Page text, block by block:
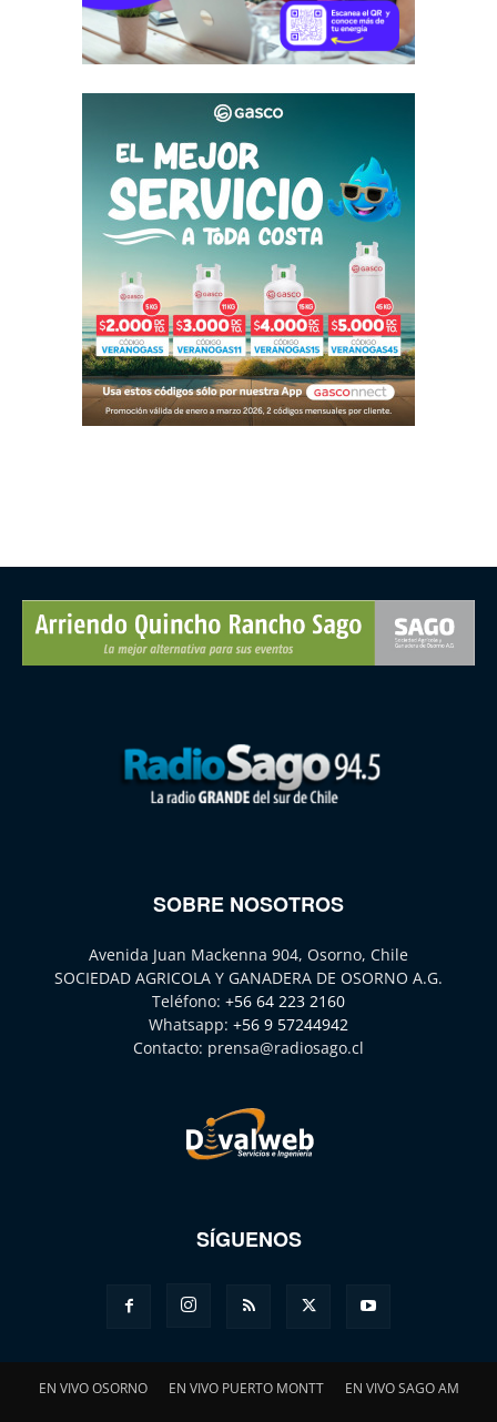
SOBRE NOSOTROS
Avenida Juan Mackenna 904, Osorno, Chile
SOCIEDAD AGRICOLA Y GANADERA DE OSORNO A.G.
Teléfono: +56 64 223 2160
Whatsapp: +56 9 57244942
Contacto: prensa@radiosago.cl
SÍGUENOS
EN VIVO OSORNO EN VIVO PUERTO MONTT EN VIVO SAGO AM